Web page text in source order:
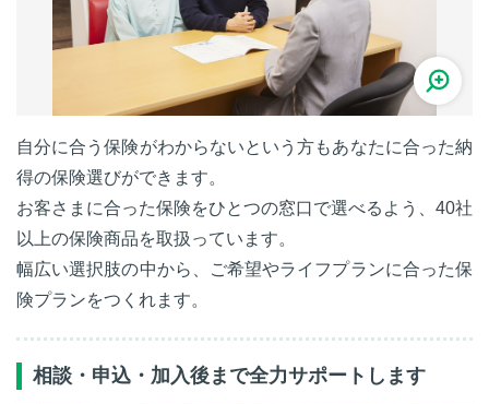
自分に合う保険がわからないという方もあなたに合った納
得の保険選びができます。
お客さまに合った保険をひとつの窓口で選べるよう、40社
以上の保険商品を取扱っています。
幅広い選択肢の中から、ご希望やライフプランに合った保
険プランをつくれます。
相談・申込・加入後まで全力サポートします